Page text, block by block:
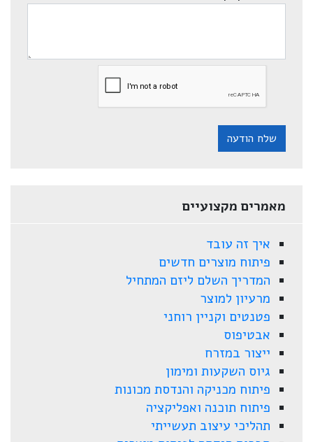
שלח הודעה
מאמרים מקצועיים
איך זה עובד
פיתוח מוצרים חדשים
המדריך השלם ליזם המתחיל
מרעיון למוצר
פטנטים וקניין רוחני
אבטיפוס
ייצור במזרח
גיוס השקעות ומימון
פיתוח מכניקה והנדסת מכונות
פיתוח תוכנה ואפליקציה
תהליכי עיצוב תעשייתי